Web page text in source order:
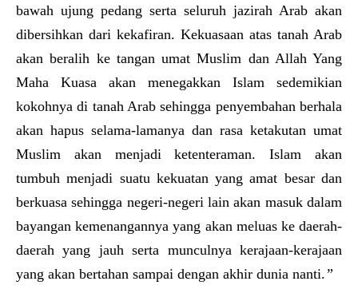
bawah ujung pedang serta seluruh jazirah Arab akan
dibersihkan dari kekafiran. Kekuasaan atas tanah Arab
akan beralih ke tangan umat Muslim dan Allah Yang
Maha Kuasa akan menegakkan Islam sedemikian
kokohnya di tanah Arab sehingga penyembahan berhala
akan hapus selama-lamanya dan rasa ketakutan umat
Muslim akan menjadi ketenteraman. Islam akan
tumbuh menjadi suatu kekuatan yang amat besar dan
berkuasa sehingga negeri-negeri lain akan masuk dalam
bayangan kemenangannya yang akan meluas ke daerah-
daerah yang jauh serta munculnya kerajaan-kerajaan
yang akan bertahan sampai dengan akhir dunia nanti.”